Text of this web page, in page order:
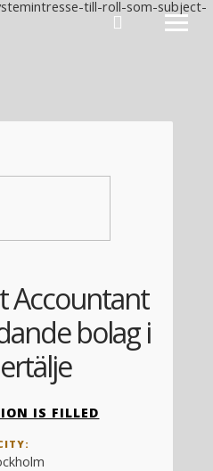
IS FILLED
Accountant
bolag i